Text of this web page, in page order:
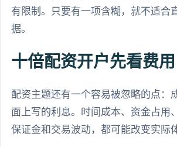
有限制。只要有一项含糊，就不适合
据。
十倍配资开户先看费
配资主题还有一个容易被忽略的点：
面上写的利息。时间成本、资金占用
保证金和交易波动，都可能改变实际